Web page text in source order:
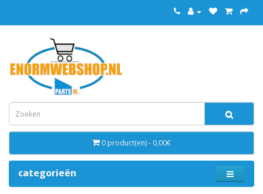
0 product(en) - 0,00€
categorieën